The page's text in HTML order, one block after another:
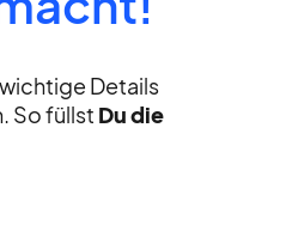
Details
So füllst Du die